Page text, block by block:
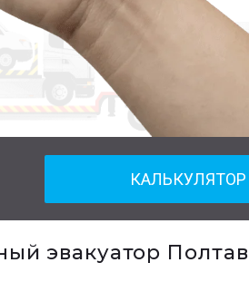
КАЛЬКУЛЯТОР
эвакуатор